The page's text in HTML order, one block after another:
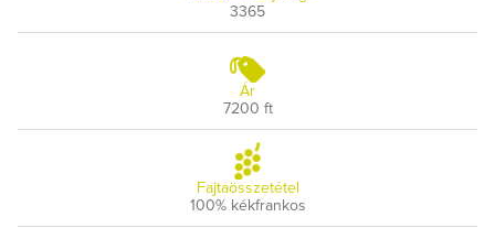
3365
Ár
7200 ft
Fajtaösszetétel
100% kékfrankos